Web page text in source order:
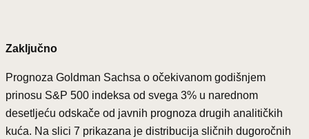
Zaključno
Prognoza Goldman Sachsa o očekivanom godišnjem
prinosu S&P 500 indeksa od svega 3% u narednom
desetljeću odskače od javnih prognoza drugih analitičkih
kuća. Na slici 7 prikazana je distribucija sličnih dugoročnih